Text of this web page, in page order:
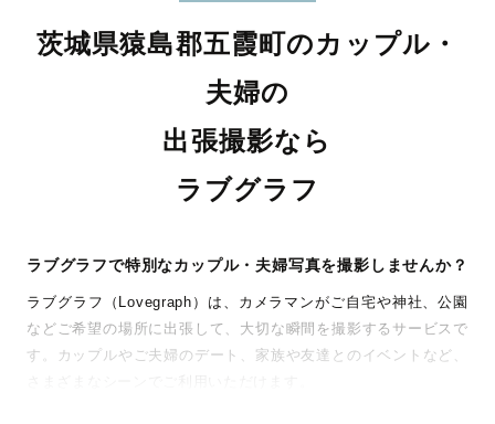
茨城県猿島郡五霞町のカップル・
夫婦の
出張撮影なら
ラブグラフ
ラブグラフで特別なカップル・夫婦写真を撮影しませんか？
ラブグラフ（Lovegraph）は、カメラマンがご自宅や神社、公園
などご希望の場所に出張して、大切な瞬間を撮影するサービスで
す。カップルやご夫婦のデート、家族や友達とのイベントなど、